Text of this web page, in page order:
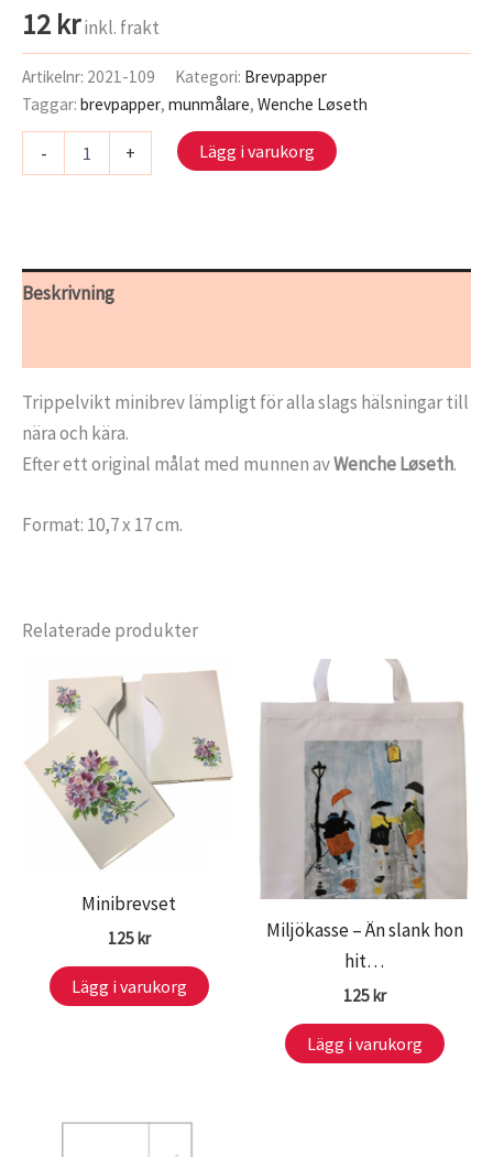
12 krinkl. frakt
Artikelnr: 2021-109 Kategori: Brevpapper
Taggar: brevpapper, munmålare, Wenche Løseth
-
S109
+ Lägg i varukorg
Beskrivning
Trippelvikt minibrev lämpligt för alla slags hälsningar till
nära och kära.
Efter ett original målat med munnen avWenche Løseth.
Format: 10,7 x 17 cm.
Relaterade produkter
Minibrevset
125kr
Lägg i varukorg
Miljökasse – Än slank hon
hit…
125 kr
Lägg i varukorg